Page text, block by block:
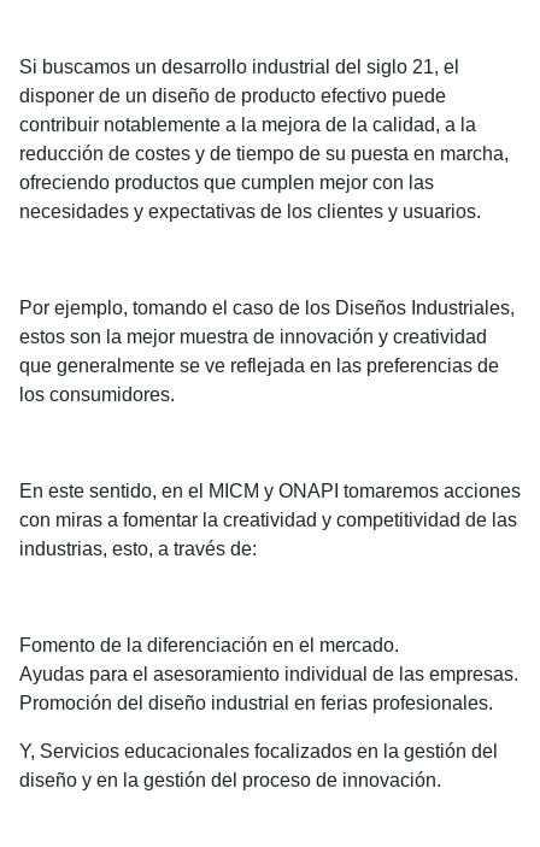
Si buscamos un desarrollo industrial del siglo 21, el
disponer de un diseño de producto efectivo puede
contribuir notablemente a la mejora de la calidad, a la
reducción de costes y de tiempo de su puesta en marcha,
ofreciendo productos que cumplen mejor con las
necesidades y expectativas de los clientes y usuarios.
Por ejemplo, tomando el caso de los Diseños Industriales,
estos son la mejor muestra de innovación y creatividad
que generalmente se ve reflejada en las preferencias de
los consumidores.
En este sentido, en el MICM y ONAPI tomaremos acciones
con miras a fomentar la creatividad y competitividad de las
industrias, esto, a través de:
Fomento de la diferenciación en el mercado.
Ayudas para el asesoramiento individual de las empresas.
Promoción del diseño industrial en ferias profesionales.
Y, Servicios educacionales focalizados en la gestión del
diseño y en la gestión del proceso de innovación.